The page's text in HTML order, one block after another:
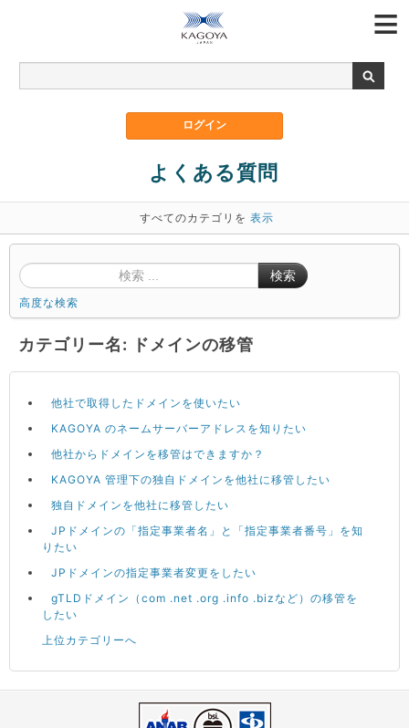
よくある質問
すべてのカテゴリを 表示
検索
高度な検索
カテゴリー名: ドメインの移管
他社で取得したドメインを使いたい
KAGOYA のネームサーバーアドレスを知りたい
他社からドメインを移管はできますか？
KAGOYA 管理下の独自ドメインを他社に移管したい
独自ドメインを他社に移管したい
JPドメインの「指定事業者名」と「指定事業者番号」を知
りたい
JPドメインの指定事業者変更をしたい
gTLDドメイン（com .net .org .info .bizなど）の移管を
したい
上位カテゴリーへ